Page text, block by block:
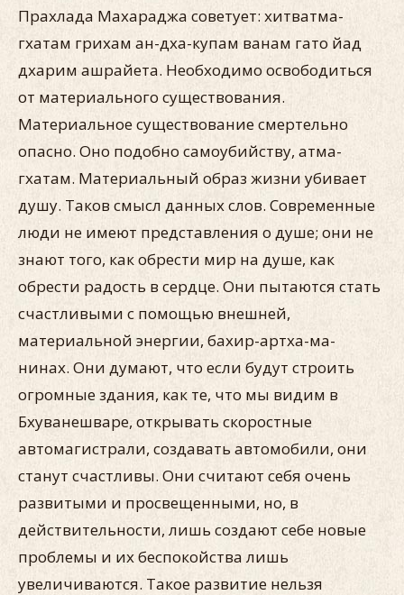
Прахлада Махараджа советует: хитватма-
гхатам грихам ан-дха-купам ванам гато йад
дхарим ашрайета. Необходимо освободиться
от материального существования.
Материальное существование смертельно
опасно. Оно подобно самоубийству, атма-
гхатам. Материальный образ жизни убивает
душу. Таков смысл данных слов. Современные
люди не имеют представления о душе; они не
знают того, как обрести мир на душе, как
обрести радость в сердце. Они пытаются стать
счастливыми с помощью внешней,
материальной энергии, бахир-артха-ма-
нинах. Они думают, что если будут строить
огромные здания, как те, что мы видим в
Бхуванешваре, открывать скоростные
автомагистрали, создавать автомобили, они
станут счастливы. Они считают себя очень
развитыми и просвещенными, но, в
действительности, лишь создают себе новые
проблемы и их беспокойства лишь
увеличиваются. Такое развитие нельзя